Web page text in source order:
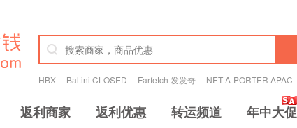
HBX Baltini CLOSED Farfetch 发发奇 NET-A-PORTER APAC
返利商家 返利优惠 转运频道 年中大促